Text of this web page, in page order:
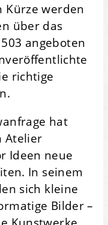
Kürze werden
über das
angeboten
richtige
hat
Atelier
Ideen neue
In seinem
sich kleine
Bilder –